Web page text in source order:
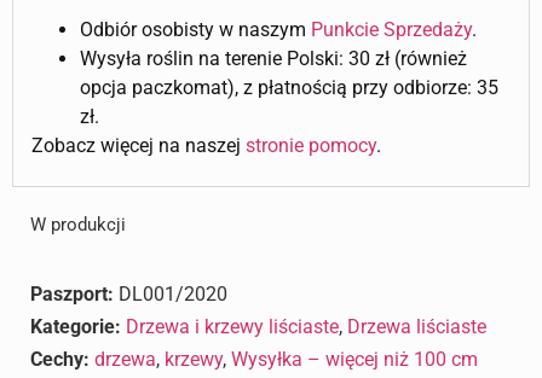
Odbiór osobisty w naszym Punkcie Sprzedaży.
Wysyła roślin na terenie Polski: 30 zł (również
opcja paczkomat), z płatnością przy odbiorze: 35
zł.
Zobacz więcej na naszej stronie pomocy.
W produkcji
Paszport: DL001/2020
Kategorie: Drzewa i krzewy liściaste, Drzewa liściaste
Cechy: drzewa, krzewy, Wysyłka – więcej niż 100 cm